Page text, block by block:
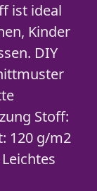
ist ideal
Kinder
DIY
Stoff:
120 g/m2